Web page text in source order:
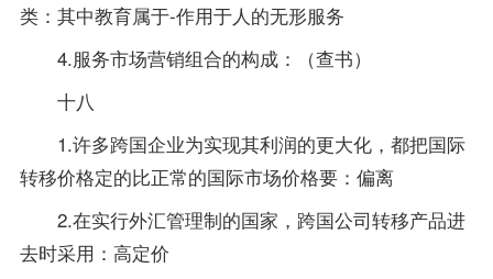
类：其中教育属于-作用于人的无形服务
4.服务市场营销组合的构成：（查书）
十八
1.许多跨国企业为实现其利润的更大化，都把国际
转移价格定的比正常的国际市场价格要：偏离
2.在实行外汇管理制的国家，跨国公司转移产品进
去时采用：高定价